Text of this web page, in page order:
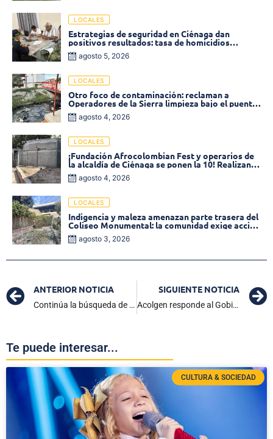
LOCALES
Estrategias de seguridad en Ciénaga dan
positivos resultados: tasa de homicidios
disminuyó un 58% en 2026
agosto 5, 2026
LOCALES
Otro foco de contaminación: reclaman a
Operadores de la Sierra limpieza bajo el puente
de la calle 19 con carrera 11
agosto 4, 2026
LOCALES
¡Fundación Afrocolombian Fest y operarios de
la alcaldía de Ciénaga se ponen la 10! Realizan
limpieza de la parte posterior del Coliseo
Monumental
agosto 4, 2026
LOCALES
Indigencia y maleza amenazan parte trasera del
Coliseo Monumental: la comunidad exige acción
inmediata!
agosto 3, 2026
ANTERIOR NOTICIA
Continúa la búsqueda de Adhara tras trágico suceso en Isla del Rosario
SIGUIENTE NOTICIA
Acolgen responde al Gobierno por crisis energética
Te puede interesar...
CULTURA & SOCIEDAD